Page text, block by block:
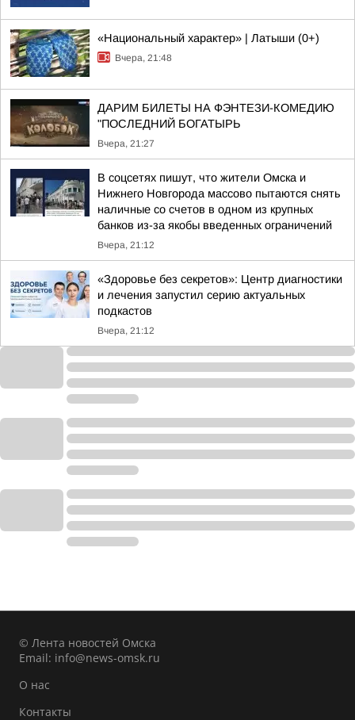
«Национальный характер» | Латыши (0+)
Вчера, 21:48
ДАРИМ БИЛЕТЫ НА ФЭНТЕЗИ-КОМЕДИЮ
"ПОСЛЕДНИЙ БОГАТЫРЬ
Вчера, 21:27
В соцсетях пишут, что жители Омска и
Нижнего Новгорода массово пытаются снять
наличные со счетов в одном из крупных
банков из-за якобы введенных ограничений
Вчера, 21:12
«Здоровье без секретов»: Центр диагностики
и лечения запустил серию актуальных
подкастов
Вчера, 21:12
© Лента новостей Омска
Email: info@news-omsk.ru
О нас
Контакты